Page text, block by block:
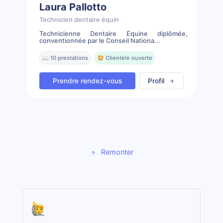
Laura Pallotto
Technicien dentaire équin
Technicienne Dentaire Équine diplômée,
conventionnée par le Conseil Nationa...
📖 10 prestations 🤩 Clientèle ouverte
Prendre rendez-vous Profil
Remonter